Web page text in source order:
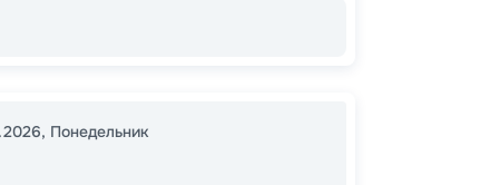
, Понедельник